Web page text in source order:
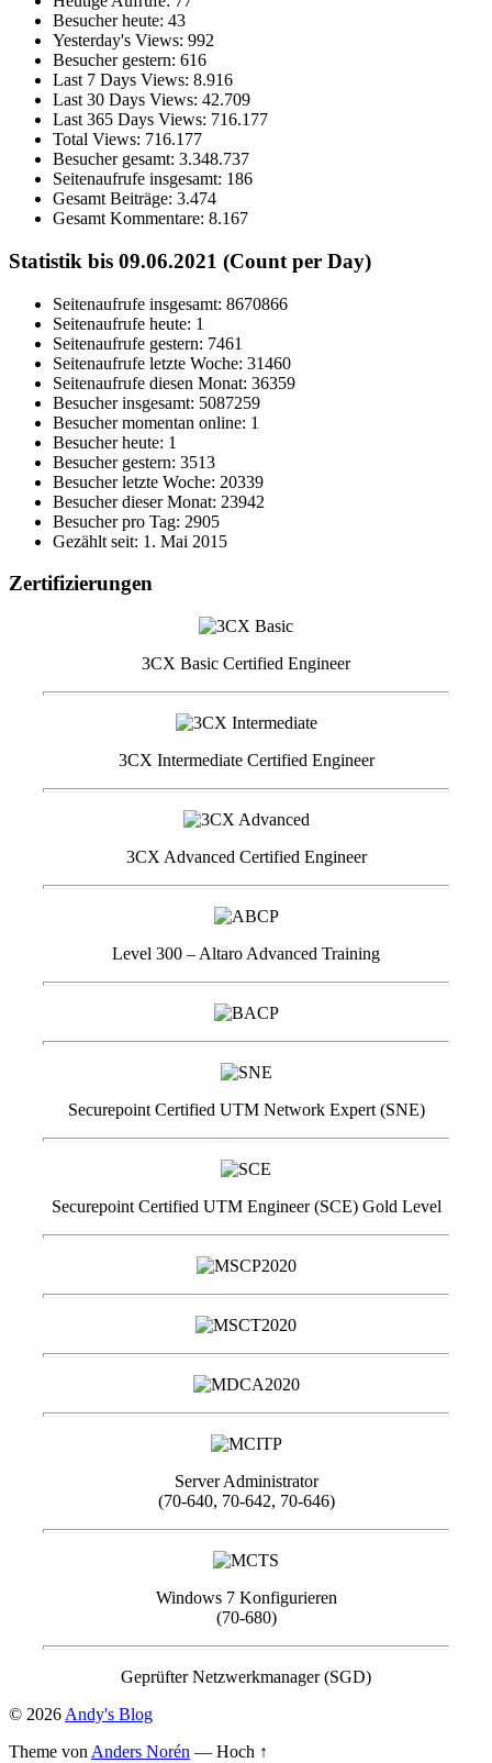
Besucher heute: 43
Yesterday's Views: 992
Besucher gestern: 616
Last 7 Days Views: 8.916
Last 30 Days Views: 42.709
Last 365 Days Views: 716.177
Total Views: 716.177
Besucher gesamt: 3.348.737
Seitenaufrufe insgesamt: 186
Gesamt Beiträge: 3.474
Gesamt Kommentare: 8.167
Statistik bis 09.06.2021 (Count per Day)
Seitenaufrufe insgesamt: 8670866
Seitenaufrufe heute: 1
Seitenaufrufe gestern: 7461
Seitenaufrufe letzte Woche: 31460
Seitenaufrufe diesen Monat: 36359
Besucher insgesamt: 5087259
Besucher momentan online: 1
Besucher heute: 1
Besucher gestern: 3513
Besucher letzte Woche: 20339
Besucher dieser Monat: 23942
Besucher pro Tag: 2905
Gezählt seit: 1. Mai 2015
Zertifizierungen
3CX Basic Certified Engineer
3CX Intermediate Certified Engineer
3CX Advanced Certified Engineer
Level 300 – Altaro Advanced Training
Securepoint Certified UTM Network Expert (SNE)
Securepoint Certified UTM Engineer (SCE) Gold Level
Server Administrator
(70-640, 70-642, 70-646)
Windows 7 Konfigurieren
(70-680)
Geprüfter Netzwerkmanager (SGD)
© 2026 Andy's Blog
Theme von Anders Norén — Hoch ↑